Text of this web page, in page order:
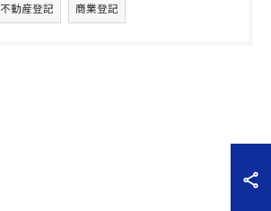
不動産登記 商業登記